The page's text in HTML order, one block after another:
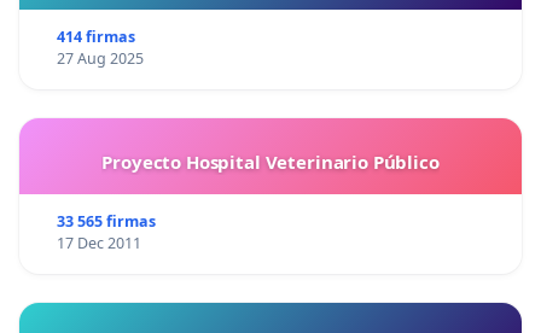
414 firmas
27 Aug 2025
Proyecto Hospital Veterinario Público
33 565 firmas
17 Dec 2011